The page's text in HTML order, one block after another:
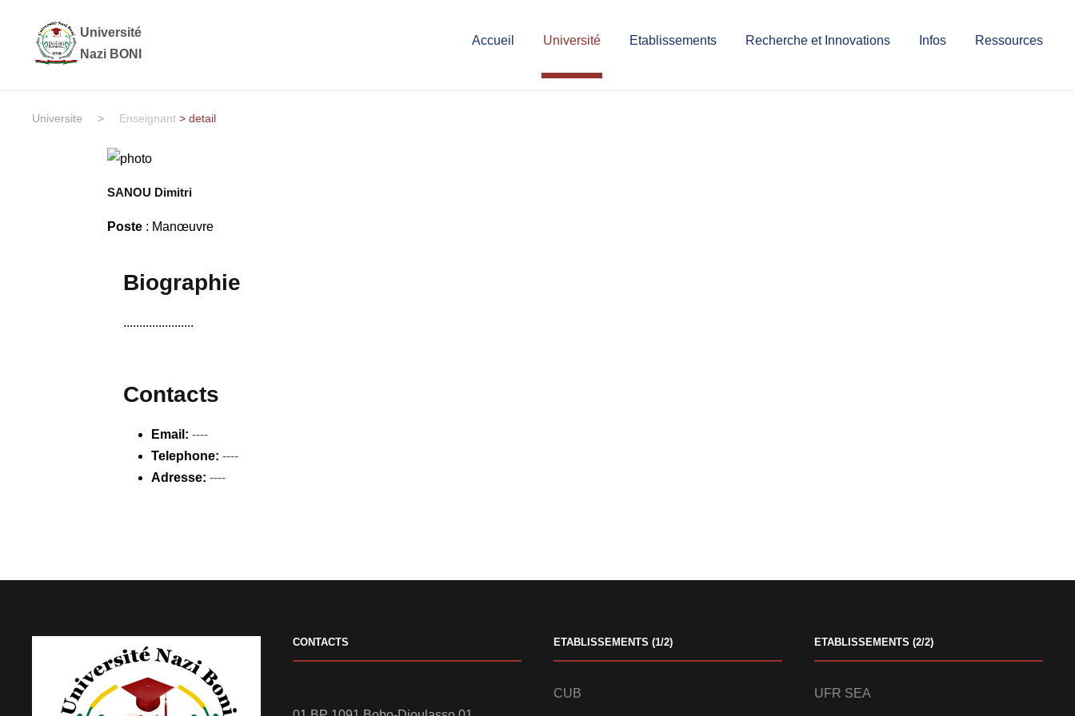
Université
Nazi BONI
Accueil Université Etablissements Recherche et Innovations Infos Ressources
Universite > Enseignant > detail
SANOU Dimitri
Poste : Manœuvre
Biographie
......................
Contacts
Email: ----
Telephone: ----
Adresse: ----
CONTACTS ETABLISSEMENTS (1/2)
CUB
ETABLISSEMENTS (2/2)
UFR SEA